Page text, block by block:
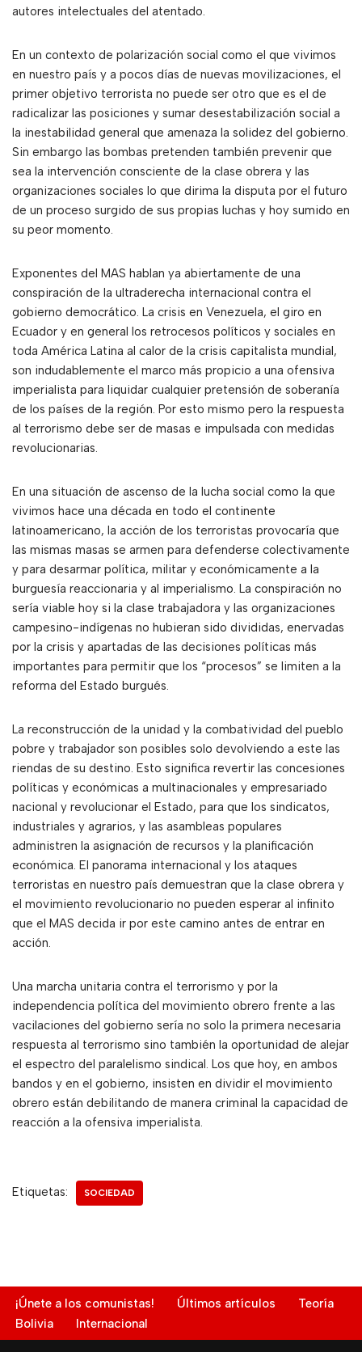
autores intelectuales del atentado.
En un contexto de polarización social como el que vivimos
en nuestro país y a pocos días de nuevas movilizaciones, el
primer objetivo terrorista no puede ser otro que es el de
radicalizar las posiciones y sumar desestabilización social a
la inestabilidad general que amenaza la solidez del gobierno.
Sin embargo las bombas pretenden también prevenir que
sea la intervención consciente de la clase obrera y las
organizaciones sociales lo que dirima la disputa por el futuro
de un proceso surgido de sus propias luchas y hoy sumido en
su peor momento.
Exponentes del MAS hablan ya abiertamente de una
conspiración de la ultraderecha internacional contra el
gobierno democrático. La crisis en Venezuela, el giro en
Ecuador y en general los retrocesos políticos y sociales en
toda América Latina al calor de la crisis capitalista mundial,
son indudablemente el marco más propicio a una ofensiva
imperialista para liquidar cualquier pretensión de soberanía
de los países de la región. Por esto mismo pero la respuesta
al terrorismo debe ser de masas e impulsada con medidas
revolucionarias.
En una situación de ascenso de la lucha social como la que
vivimos hace una década en todo el continente
latinoamericano, la acción de los terroristas provocaría que
las mismas masas se armen para defenderse colectivamente
y para desarmar política, militar y económicamente a la
burguesía reaccionaria y al imperialismo. La conspiración no
sería viable hoy si la clase trabajadora y las organizaciones
campesino-indígenas no hubieran sido divididas, enervadas
por la crisis y apartadas de las decisiones políticas más
importantes para permitir que los “procesos” se limiten a la
reforma del Estado burgués.
La reconstrucción de la unidad y la combatividad del pueblo
pobre y trabajador son posibles solo devolviendo a este las
riendas de su destino. Esto significa revertir las concesiones
políticas y económicas a multinacionales y empresariado
nacional y revolucionar el Estado, para que los sindicatos,
industriales y agrarios, y las asambleas populares
administren la asignación de recursos y la planificación
económica. El panorama internacional y los ataques
terroristas en nuestro país demuestran que la clase obrera y
el movimiento revolucionario no pueden esperar al infinito
que el MAS decida ir por este camino antes de entrar en
acción.
Una marcha unitaria contra el terrorismo y por la
independencia política del movimiento obrero frente a las
vacilaciones del gobierno sería no solo la primera necesaria
respuesta al terrorismo sino también la oportunidad de alejar
el espectro del paralelismo sindical. Los que hoy, en ambos
bandos y en el gobierno, insisten en dividir el movimiento
obrero están debilitando de manera criminal la capacidad de
reacción a la ofensiva imperialista.
Etiquetas: SOCIEDAD
¡Únete a los comunistas! Últimos artículos
Teoría
Bolivia
Internacional